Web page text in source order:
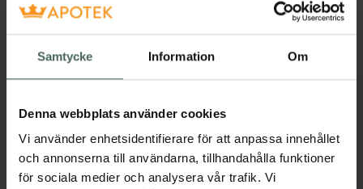
Samtycke Information Om
Denna webbplats använder cookies
Vi använder enhetsidentifierare för att anpassa innehållet
och annonserna till användarna, tillhandahålla funktioner
för sociala medier och analysera vår trafik. Vi
Aktuella erbjudanden
Beskrivning Dölj
Tillverkaren garanterar genom
CE-märkning att produkten är
säker att använda och uppfyller
gällande krav.